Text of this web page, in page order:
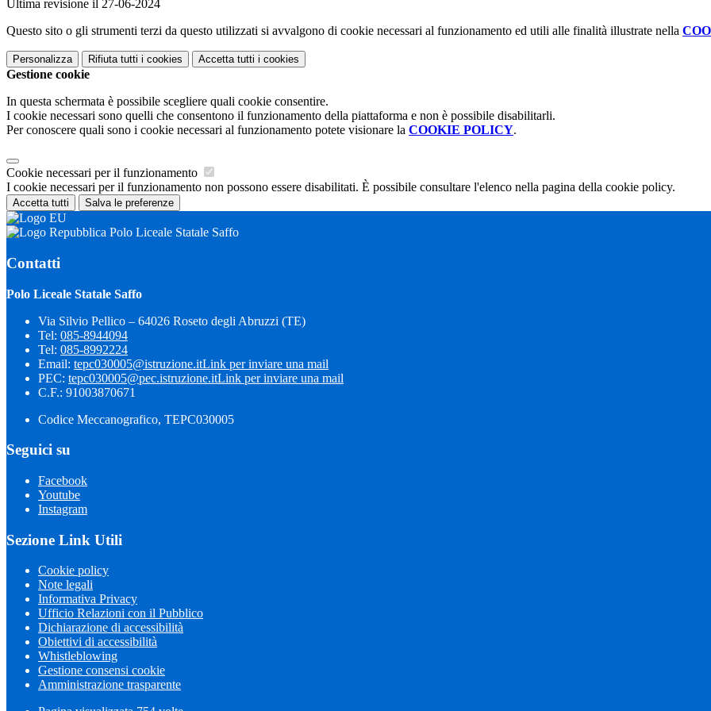
Ultima revisione il 27-06-2024
Questo sito o gli strumenti terzi da questo utilizzati si avvalgono di cookie necessari al funzionamento ed utili alle finalità illustrate nella
Personalizza Rifiuta tutti i cookies Accetta tutti i cookies
Gestione cookie
In questa schermata è possibile scegliere quali cookie consentire.
I cookie necessari sono quelli che consentono il funzionamento della piattaforma e non è possibile disabilitarli.
Per conoscere quali sono i cookie necessari al funzionamento potete visionare la COOKIE POLICY.
Cookie necessari per il funzionamento
I cookie necessari per il funzionamento non possono essere disabilitati. È possibile consultare l'elenco nella pagina della cookie policy.
Accetta tutti Salva le preferenze
Polo Liceale Statale Saffo
Contatti
Polo Liceale Statale Saffo
Via Silvio Pellico – 64026 Roseto degli Abruzzi (TE)
Tel: 085-8944094
Tel: 085-8992224
Email: tepc030005@istruzione.itLink per inviare una mail
PEC: tepc030005@pec.istruzione.itLink per inviare una mail
C.F.: 91003870671
Codice Meccanografico, TEPC030005
Seguici su
Facebook
Youtube
Instagram
Sezione Link Utili
Cookie policy
Note legali
Informativa Privacy
Ufficio Relazioni con il Pubblico
Dichiarazione di accessibilità
Obiettivi di accessibilità
Whistleblowing
Gestione consensi cookie
Amministrazione trasparente